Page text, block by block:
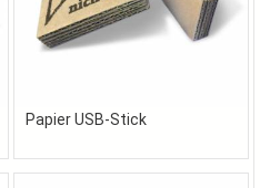
Papier USB-Stick